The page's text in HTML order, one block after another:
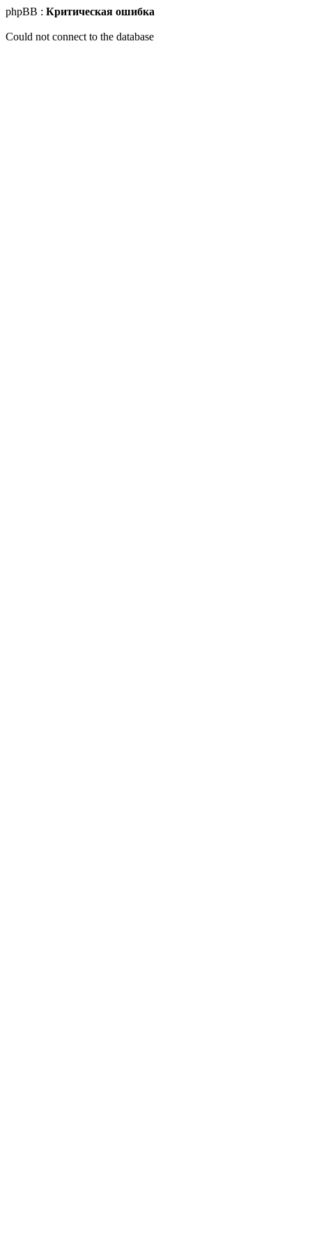
phpBB : Критическая ошибка
Could not connect to the database